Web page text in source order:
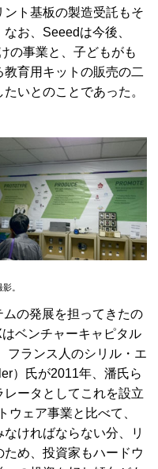
ト基板の製造受託もそ
お、 Seeedは今後、
の事業と、子どもがも
育用キットの販売の二
いとのことであった。
。
の発展を担ってきたの
はベンチャーキャピタル
フランス人のシリル・エ
）氏が2011年、潘氏ら
ータとしてこれを設立
ウェア事業と比べて、
ければならない分、リ
め、投資家もハードウ